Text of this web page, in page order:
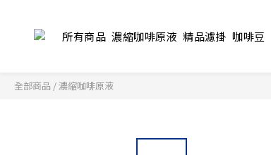
所有商品 濃縮咖啡原液 精品濾掛 咖啡豆
全部商品 /濃縮咖啡原液